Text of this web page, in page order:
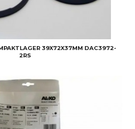
39X72X37MM DAC3972-
2RS